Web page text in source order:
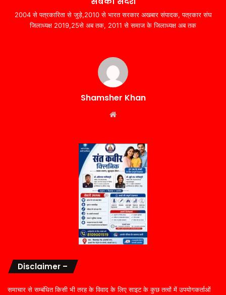
2004 से पत्रकारिता से जुड़े,2010 से भारत सरकार अखबार संपादक, पत्रकार संघ
जिलाध्यक्ष 2019,25से अब तक, 2011 से समाज के जिलाध्यक्ष अब तक
Shamsher Khan
Disclaimer –
समाचार से सम्बंधित किसी भी तरह के विवाद के लिए साइट के कुछ तत्वों में उपयोगकर्ताओं